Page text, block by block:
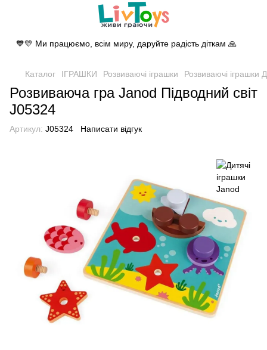
💙💛 Ми працюємо, всім миру, даруйте радість діткам 🙏
Каталог ІГРАШКИ Розвиваючі іграшки Розвиваючі іграшки
Розвиваюча гра Janod Підводний світ
J05324
Артикул: J05324 Написати відгук